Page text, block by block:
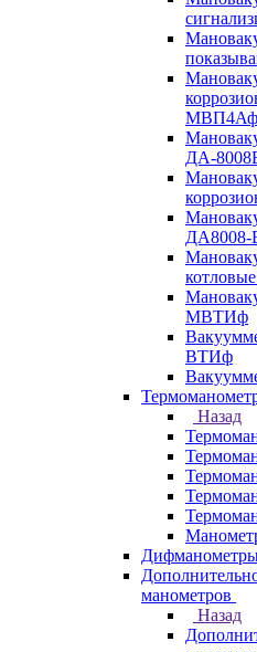
ДА-
МВТИф
ВТИф
Назад
манометров
Назад